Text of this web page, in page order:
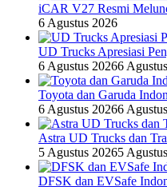
iCAR V27 Resmi
6 Agustus 2026
UD Trucks Apresiasi
6 Agustus 20266
Toyota dan Garuda
6 Agustus 20266
Astra UD Trucks dan
5 Agustus 20265
DFSK dan EVSafe